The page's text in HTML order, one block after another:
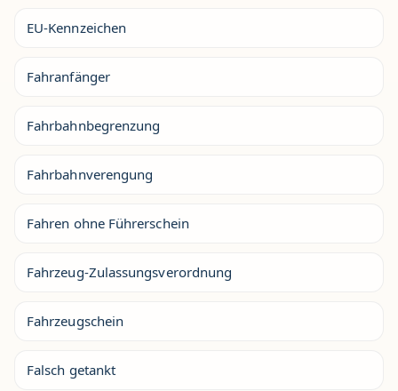
EU-Kennzeichen
Fahranfänger
Fahrbahnbegrenzung
Fahrbahnverengung
Fahren ohne Führerschein
Fahrzeug-Zulassungsverordnung
Fahrzeugschein
Falsch getankt